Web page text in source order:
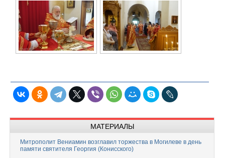
МАТЕРИАЛЫ
Митрополит Вениамин возглавил торжества в Могилеве в день
памяти святителя Георгия (Конисского)